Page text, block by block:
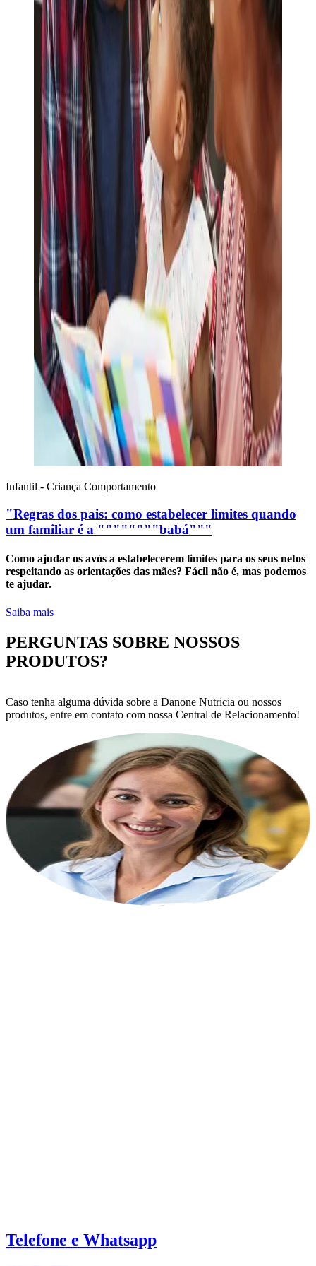
Infantil - Criança Comportamento
"Regras dos pais: como estabelecer limites quando
um familiar é a """"""""babá"""
Como ajudar os avós a estabelecerem limites para os seus netos
respeitando as orientações das mães? Fácil não é, mas podemos
te ajudar.
Saiba mais
PERGUNTAS SOBRE NOSSOS
PRODUTOS?
Caso tenha alguma dúvida sobre a Danone Nutricia ou nossos
produtos, entre em contato com nossa Central de Relacionamento!
Telefone e Whatsapp